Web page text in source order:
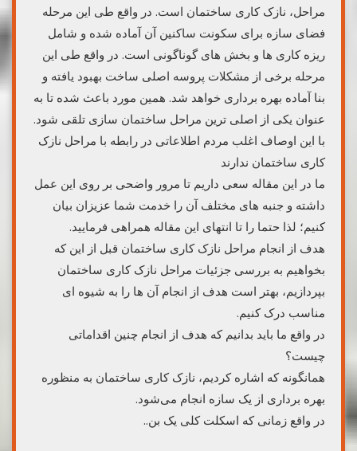
مراحل، نازک کاری ساختمان است. در واقع طی این مرحله
فضای سازه برای سکونت ساکنین آن آماده شده و شامل
ریزه کاری ها و بخش های گوناگونی است. در واقع طی این
مرحله برخی از مشکلات پروسه اصلی ساخت بهبود یافته و
بنا آماده بهره برداری خواهد شد. همین مورد باعث شده تا به
عنوان یکی از اصلی ترین مراحل ساختمان سازی تلقی شود.
با این اوصاف اغلب مردم اطلاعاتی در رابطه با مراحل نازک
کاری ساختمان ندارند
ما در این مقاله سعی داریم تا مرور واضحی بر روی این عمل
داشته و جنبه های مختلف آن را خدمت شما عزیزان بیان
کنیم؛ لذا حتما را تا انتهای این مقاله همراهی فرمایید.
هدف از انجام مراحل نازک کاری ساختمان قبل از این که
بخواهیم به بررسی جزئیات مراحل نازک کاری ساختمان
بپردازیم، بهتر است هدف از انجام آن ها را به شیوه ای
مناسب درک کنیم.
در واقع ما باید بدانیم که هدف از انجام چنین اقداماتی
چیست؟
همانگونه که اشاره کردیم، نازک کاری ساختمان به منظوره
بهره برداری از یک سازه انجام می‌شود.
در واقع زمانی که اسکلت کلی یک بن..